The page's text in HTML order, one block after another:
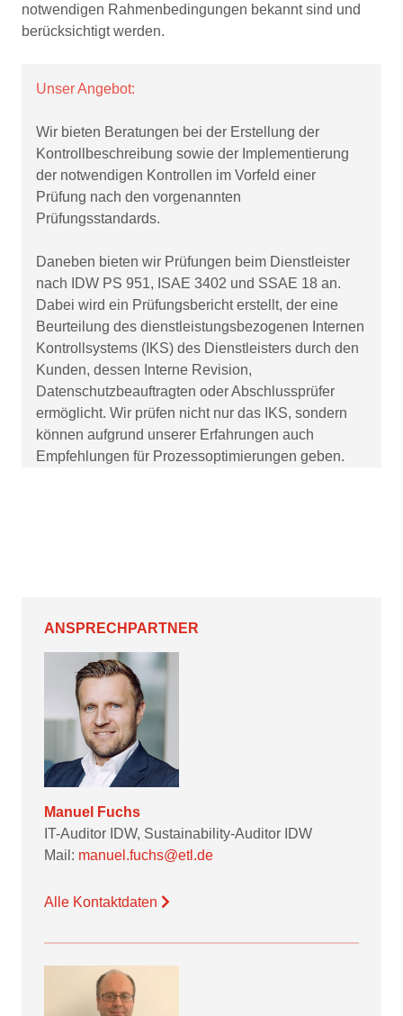
notwendigen Rahmenbedingungen bekannt sind und
berücksichtigt werden.
Unser Angebot:
Wir bieten Beratungen bei der Erstellung der
Kontrollbeschreibung sowie der Implementierung
der notwendigen Kontrollen im Vorfeld einer
Prüfung nach den vorgenannten
Prüfungsstandards.
Daneben bieten wir Prüfungen beim Dienstleister
nach IDW PS 951, ISAE 3402 und SSAE 18 an.
Dabei wird ein Prüfungsbericht erstellt, der eine
Beurteilung des dienstleistungsbezogenen Internen
Kontrollsystems (IKS) des Dienstleisters durch den
Kunden, dessen Interne Revision,
Datenschutzbeauftragten oder Abschlussprüfer
ermöglicht. Wir prüfen nicht nur das IKS, sondern
können aufgrund unserer Erfahrungen auch
Empfehlungen für Prozessoptimierungen geben.
ANSPRECHPARTNER
Manuel Fuchs
IT-Auditor IDW, Sustainability-Auditor IDW
Mail: manuel.fuchs@etl.de
Alle Kontaktdaten